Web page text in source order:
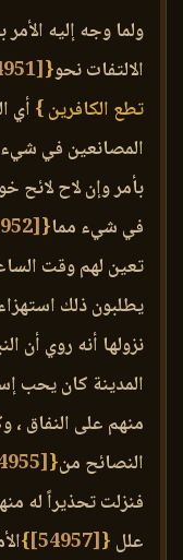
ولما وجه إليه
الالتفات نحو{
[54951]
تطع الكافرين } أي
المصانعين في شيء
بأمر وإن لاح لائح
في شيء مما{
[54952]
تعين لهم وقت
يطلبون ذلك
نزولها أنه روي أن
المدينة كان يحب
منهم على النفاق ،
النصائح من{
[54955]
فنزلت تحذيراً له
علل {
[54957]
}